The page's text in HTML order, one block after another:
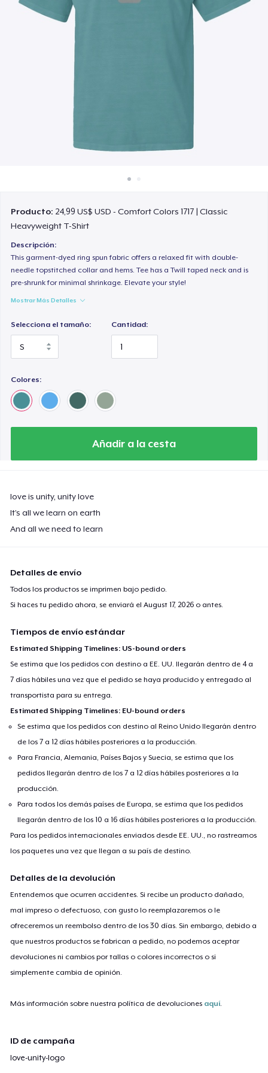
Producto: 24,99 US$ USD - Comfort Colors 1717 | Classic
Heavyweight T-Shirt
Descripción:
This garment-dyed ring spun fabric offers a relaxed fit with double-
needle topstitched collar and hems. Tee has a Twill taped neck and is
pre-shrunk for minimal shrinkage. Elevate your style!
Mostrar Más Detalles
Selecciona el tamaño: Cantidad:
Colores:
Añadir a la cesta
love is unity, unity love
It’s all we learn on earth
And all we need to learn
Detalles de envío
Todos los productos se imprimen bajo pedido.
Si haces tu pedido ahora, se enviará elAugust 17, 2026 o antes.
Tiempos de envío estándar
Estimated Shipping Timelines: US-bound orders
Se estima que los pedidos con destino a EE. UU. llegarán dentro de 4 a
7 días hábiles una vez que el pedido se haya producido y entregado al
transportista para su entrega.
Estimated Shipping Timelines: EU-bound orders
Se estima que los pedidos con destino al Reino Unido llegarán dentro
de los 7 a 12 días hábiles posteriores a la producción.
Para Francia, Alemania, Países Bajos y Suecia, se estima que los
pedidos llegarán dentro de los 7 a 12 días hábiles posteriores a la
producción.
Para todos los demás países de Europa, se estima que los pedidos
llegarán dentro de los 10 a 16 días hábiles posteriores a la producción.
Para los pedidos internacionales enviados desde EE. UU., no rastreamos
los paquetes una vez que llegan a su país de destino.
Detalles de la devolución
Entendemos que ocurren accidentes. Si recibe un producto dañado,
mal impreso o defectuoso, con gusto lo reemplazaremos o le
ofreceremos un reembolso dentro de los 30 días. Sin embargo, debido a
que nuestros productos se fabrican a pedido, no podemos aceptar
devoluciones ni cambios por tallas o colores incorrectos o si
simplemente cambia de opinión.
Más información sobre nuestra política de devoluciones aquí
ID de campaña
love-unity-logo